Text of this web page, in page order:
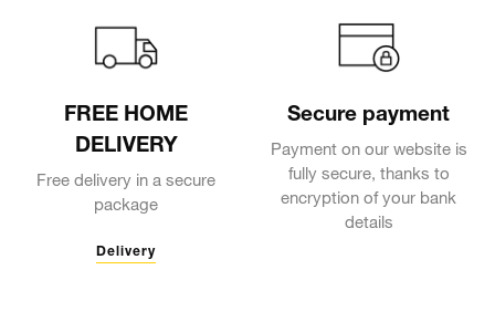
FREE HOME
DELIVERY
Free delivery in a secure
package
Delivery
Secure payment
Payment on our website is
fully secure, thanks to
encryption of your bank
details